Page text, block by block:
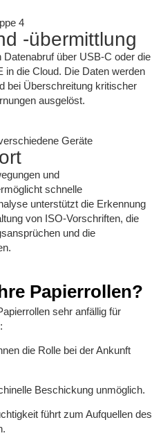
-übermittlung
über USB-C oder die
in die Cloud. Die Daten werden
bei Überschreitung kritischer
ausgelöst.
und
schnelle
unterstützt die Erkennung
von ISO-Vorschriften, die
und die
Papierrollen?
sehr anfällig für
die Rolle bei der Ankunft
Beschickung unmöglich.
führt zum Aufquellen des